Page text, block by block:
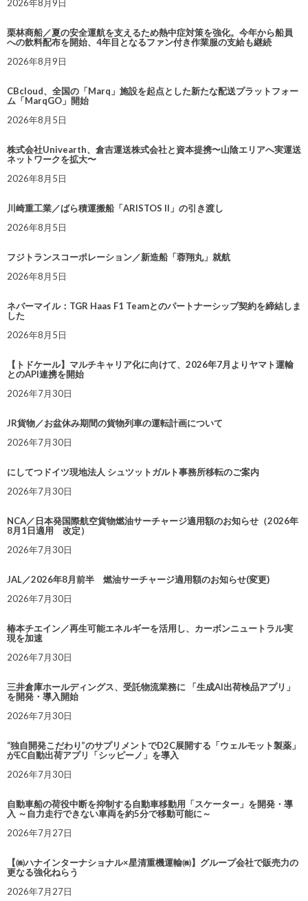
2026年8月9日
栗林商船／夏の安全運航を支えるため熱中症対策を強化。今年から船員
への飲料配布を開始、4年目となるファン付き作業服の支給も継続
2026年8月9日
CBcloud、全国の「Marq」施設を起点とした新たな配送プラットフォー
ム「MarqGO」開始
2026年8月5日
株式会社Univearth、倉吉運送株式会社と資本提携〜山陰エリアへ実運送
ネットワークを拡大〜
2026年8月5日
川崎重工業／ばら積運搬船「ARISTOS II」の引き渡し
2026年8月5日
フジトランスコーポレーション／新造船「蓉翔丸」就航
2026年8月5日
ネバーマイル：TGR Haas F1 Teamとのパートナーシップ契約を締結しま
した
2026年8月5日
【トドケール】マルチキャリア化に向けて、2026年7月よりヤマト運輸
とのAPI連携を開始
2026年7月30日
JR貨物／お盆休み期間の貨物列車の運転計画について
2026年7月30日
にしてつドイツ現地法人 シュツットガルト事務所移転のご案内
2026年7月30日
NCA／日本発国際航空貨物燃油サーチャージ適用額のお知らせ（2026年
8月1日適用 改定）
2026年7月30日
JAL／2026年8月前半 燃油サーチャージ適用額のお知らせ(変更)
2026年7月30日
椿本チエイン／再生可能エネルギーを活用し、カーボンニュートラル実
現を加速
2026年7月30日
三井倉庫ホールディングス、受託物流業務に 「生成AI出荷検品アプリ」
を開発・導入開始
2026年7月30日
“独自開発こだわり”のサプリメントでD2C展開する「ウェルモット製薬」
がEC自動出荷アプリ「シッピーノ」を導入
2026年7月30日
自動車船の荷役中断を抑制する自動車移動用「スケーター」を開発・導
入 ～自力走行できない車両を約5分で移動可能に～
2026年7月27日
【㈱ハナインターナショナル×星清重機運輸㈱】グループ会社で販売力の
更なる強化ねらう
2026年7月27日